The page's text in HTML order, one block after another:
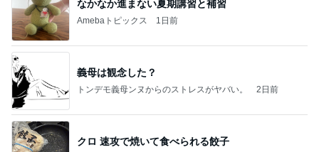
なかなか進まない夏期講習と補習
Amebaトピックス 1日前
義母は観念した？
トンデモ義母ンヌからのストレスがヤバい。 2日前
クロ 速攻で焼いて食べられる餃子